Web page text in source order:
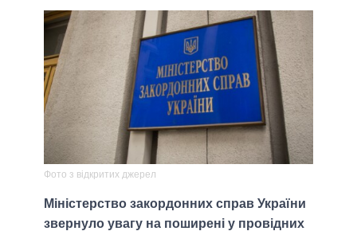
Фото з відкритих джерел
Міністерство закордонних справ України
звернуло увагу на поширені у провідних